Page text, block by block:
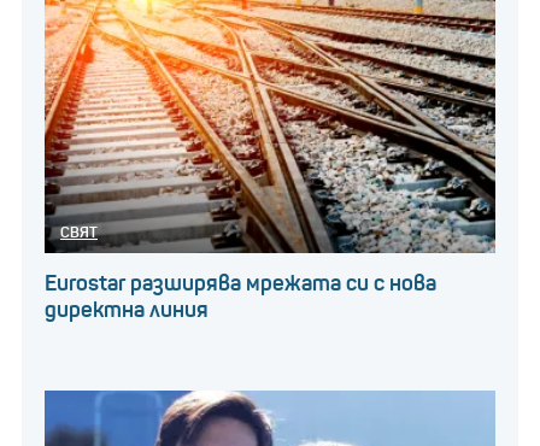
СВЯТ
Eurostar разширява мрежата си с нова
директна линия